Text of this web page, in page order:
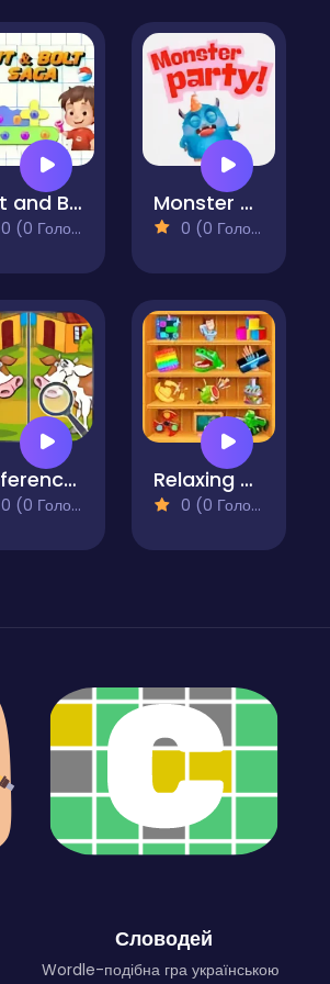
Nut and Bolt Saga
0 (0 Голосів)
Monster Party
0 (0 Голосів)
Difference Detective- Find them!
0 (0 Голосів)
Relaxing Mini Games
0 (0 Голосів)
Словодей
Wordle-подібна гра українською